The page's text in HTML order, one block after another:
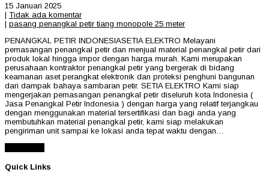
15 Januari 2025
| Tidak ada komentar
| pasang penangkal petir tiang monopole 25 meter
PENANGKAL PETIR INDONESIASETIA ELEKTRO Melayani
pemasangan penangkal petir dan menjual material penangkal petir dari
produk lokal hingga impor dengan harga murah. Kami merupakan
perusahaan kontraktor penangkal petir yang bergerak di bidang
keamanan aset perangkat elektronik dan proteksi penghuni bangunan
dari dampak bahaya sambaran petir. SETIA ELEKTRO Kami siap
mengerjakan pemasangan penangkal petir diseluruh kota Indonesia (
Jasa Penangkal Petir Indonesia ) dengan harga yang relatif terjangkau
dengan menggunakan material tersertifikasi dan bagi anda yang
membutuhkan material penangkal petir, kami siap melakukan
pengiriman unit sampai ke lokasi anda tepat waktu dengan…
Quick Links